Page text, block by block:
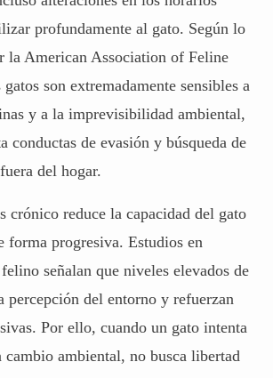
profundamente al gato. Según lo
la American Association of Feline
son extremadamente sensibles a
y a la imprevisibilidad ambiental,
conductas de evasión y búsqueda de
del hogar.
crónico reduce la capacidad del gato
forma progresiva. Estudios en
señalan que niveles elevados de
percepción del entorno y refuerzan
Por ello, cuando un gato intenta
cambio ambiental, no busca libertad